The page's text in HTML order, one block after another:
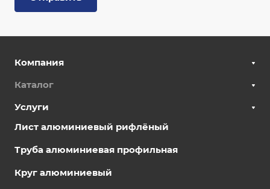
Компания
Каталог
Услуги
Лист алюминиевый рифлёный
Труба алюминиевая профильная
Круг алюминиевый